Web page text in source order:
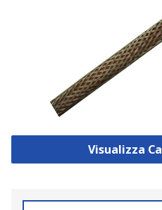
Visualizza